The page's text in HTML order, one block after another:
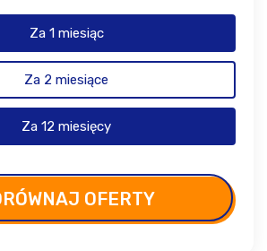
Za 1 miesiąc
Za 2 miesiące
Za 12 miesięcy
OFERTY